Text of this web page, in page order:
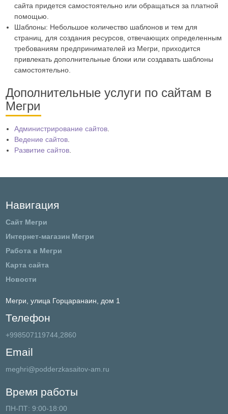
сайта придется самостоятельно или обращаться за платной
помощью.
Шаблоны: Небольшое количество шаблонов и тем для
страниц, для создания ресурсов, отвечающих определенным
требованиям предпринимателей из Мегри, приходится
привлекать дополнительные блоки или создавать шаблоны
самостоятельно.
Дополнительные услуги по сайтам в
Мегри
Администрирование сайтов.
Ведение сайтов.
Развитие сайтов.
Навигация
Сайт Мегри
Интернет-магазин Мегри
Работа в Мегри
Карта сайта
Новости
Мегри, улица Горцаранаин, дом 1
Телефон
+998507119744,2860
Email
meghri@podderzkasaitov-am.ru
Время работы
ПН-ПТ: 9:00-18:00